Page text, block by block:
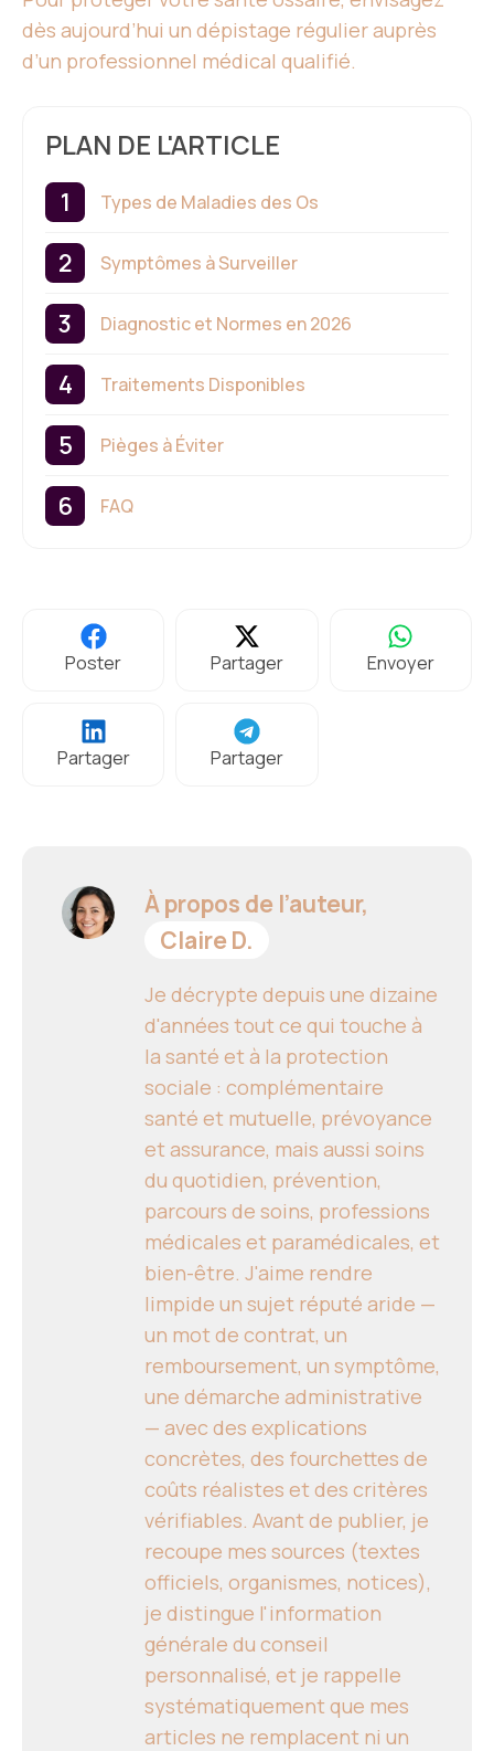
dès aujourd’hui un dépistage régulier auprès
d’un professionnel médical qualifié.
PLAN DE L'ARTICLE
Types de Maladies des Os
Symptômes à Surveiller
Diagnostic et Normes en 2026
Traitements Disponibles
Pièges à Éviter
FAQ
Poster Partager Envoyer
Partager Partager
À propos de l’auteur,
Claire D.
Je décrypte depuis une dizaine
d'années tout ce qui touche à
la santé et à la protection
sociale : complémentaire
santé et mutuelle, prévoyance
et assurance, mais aussi soins
du quotidien, prévention,
parcours de soins, professions
médicales et paramédicales, et
bien-être. J'aime rendre
limpide un sujet réputé aride —
un mot de contrat, un
remboursement, un symptôme,
une démarche administrative
— avec des explications
concrètes, des fourchettes de
coûts réalistes et des critères
vérifiables. Avant de publier, je
recoupe mes sources (textes
officiels, organismes, notices),
je distingue l'information
générale du conseil
personnalisé, et je rappelle
systématiquement que mes
articles ne remplacent ni un